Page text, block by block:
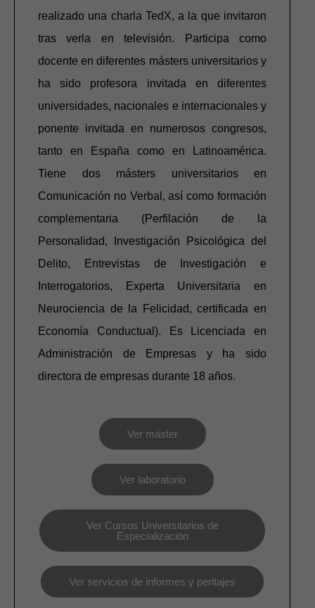
realizado una charla TedX, a la que invitaron
tras verla en televisión. Participa como
docente en diferentes másters universitarios y
ha sido profesora invitada en diferentes
universidades, nacionales e internacionales y
ponente invitada en numerosos congresos,
tanto en España como en Latinoamérica.
Tiene dos másters universitarios en
Comunicación no Verbal, así como formación
complementaria (Perfilación de la
Personalidad, Investigación Psicológica del
Delito, Entrevistas de Investigación e
Interrogatorios, Experta Universitaria en
Neurociencia de la Felicidad, certificada en
Economía Conductual). Es Licenciada en
Administración de Empresas y ha sido
directora de empresas durante 18 años.
Ver máster
Ver laboratorio
Ver Cursos Universitarios de
Especialización
Ver servicios de informes y peritajes